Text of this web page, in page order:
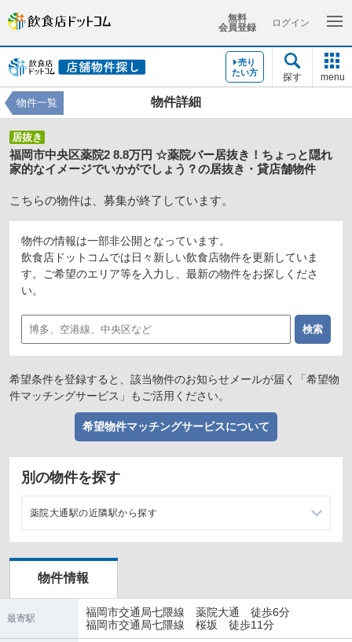
無料
会員登録
ログイン
売り
たい方
探す menu
物件詳細
物件一覧
居抜き
福岡市中央区薬院2 8.8万円 ☆薬院バー居抜き！ちょっと隠れ
家的なイメージでいかがでしょう？の居抜き・貸店舗物件
こちらの物件は、募集が終了しています。
物件の情報は一部非公開となっています。
飲食店ドットコムでは日々新しい飲食店物件を更新していま
す。ご希望のエリア等を入力し、最新の物件をお探しくださ
い。
希望条件を登録すると、該当物件のお知らせメールが届く「希望物
件マッチングサービス」もご活用ください。
希望物件マッチングサービスについて
別の物件を探す
薬院大通駅の近隣駅から探す
桜坂駅の店舗物件・貸店舗・テナント一覧
渡辺通駅の店舗物件・貸店舗・テナント一覧
物件情報
最寄駅
福岡市交通局七隈線 薬院大通 徒歩6分
福岡市交通局七隈線 桜坂 徒歩11分